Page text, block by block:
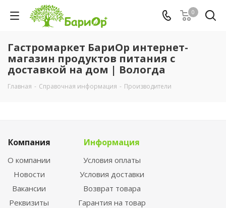
0
Гастромаркет БариОр интернет-
магазин продуктов питания с
доставкой на дом | Вологда
Главная - Справочная информация - Производители
Компания
О компании
Новости
Вакансии
Реквизиты
Информация
Условия оплаты
Условия доставки
Возврат товара
Гарантия на товар